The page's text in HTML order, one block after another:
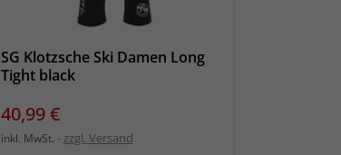
SG Klotzsche Ski Damen Long
Tight black
Preis
40,99 €
inkl. MwSt. zzgl. Versand